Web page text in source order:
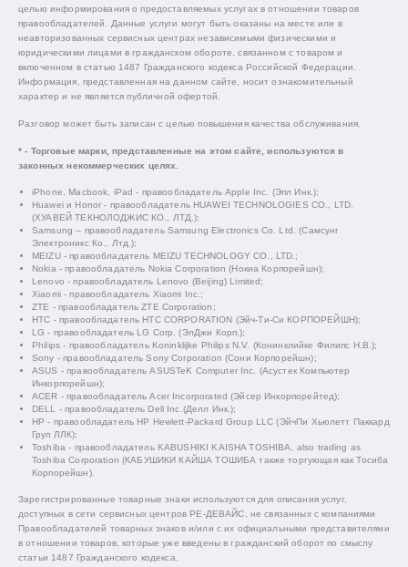
целью информирования о предоставляемых услугах в отношении товаров
правообладателей. Данные услуги могут быть оказаны на месте или в
неавторизованных сервисных центрах независимыми физическими и
юридическими лицами в гражданском обороте, связанном с товаром и
включенном в статью 1487 Гражданского кодекса Российской Федерации.
Информация, представленная на данном сайте, носит ознакомительный
характер и не является публичной офертой.
Разговор может быть записан с целью повышения качества обслуживания.
* - Торговые марки, представленные на этом сайте, используются в
законных некоммерческих целях.
iPhone, Macbook, iPad - правообладатель Apple Inc. (Эпл Инк.);
Huawei и Honor - правообладатель HUAWEI TECHNOLOGIES CO., LTD.
(ХУАВЕЙ ТЕКНОЛОДЖИС КО., ЛТД.);
Samsung – правообладатель Samsung Electronics Co. Ltd. (Самсунг
Электроникс Ко., Лтд.);
MEIZU - правообладатель MEIZU TECHNOLOGY CO., LTD.;
Nokia - правообладатель Nokia Corporation (Нокиа Корпорейшн);
Lenovo - правообладатель Lenovo (Beijing) Limited;
Xiaomi - правообладатель Xiaomi Inc.;
ZTE - правообладатель ZTE Corporation;
HTC - правообладатель HTC CORPORATION (Эйч-Ти-Си КОРПОРЕЙШН);
LG - правообладатель LG Corp. (ЭлДжи Корп.);
Philips - правообладатель Koninklijke Philips N.V. (Конинклийке Филипс Н.В.);
Sony - правообладатель Sony Corporation (Сони Корпорейшн);
ASUS - правообладатель ASUSTeK Computer Inc. (Асустек Компьютер
Инкорпорейшн);
ACER - правообладатель Acer Incorporated (Эйсер Инкорпорейтед);
DELL - правообладатель Dell Inc.(Делл Инк.);
HP - правообладатель HP Hewlett-Packard Group LLC (ЭйчПи Хьюлетт Паккард
Груп ЛЛК);
Toshiba - правообладатель KABUSHIKI KAISHA TOSHIBA, also trading as
Toshiba Corporation (КАБУШИКИ КАЙША ТОШИБА также торгующая как Тосиба
Корпорейшн).
Зарегистрированные товарные знаки используются для описания услуг,
доступных в сети сервисных центров РЕ-ДЕВАЙС, не связанных с компаниями
Правообладателей товарных знаков и/или с их официальными представителями
в отношении товаров, которые уже введены в гражданский оборот по смыслу
статьи 1487 Гражданского кодекса.